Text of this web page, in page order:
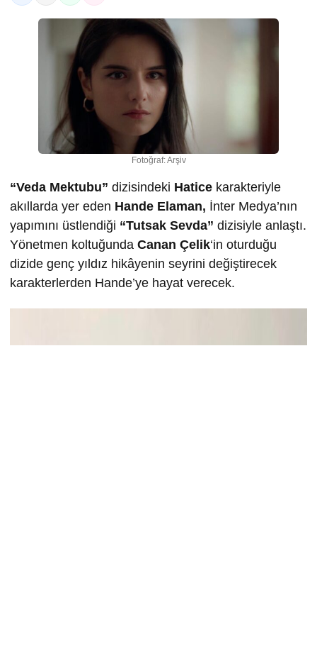
Fotoğraf: Arşiv
“Veda Mektubu” dizisindeki Hatice karakteriyle
akıllarda yer eden Hande Elaman, İnter Medya’nın
yapımını üstlendiği “Tutsak Sevda” dizisiyle anlaştı.
Yönetmen koltuğunda Canan Çelik‘in oturduğu
dizide genç yıldız hikâyenin seyrini değiştirecek
karakterlerden Hande’ye hayat verecek.